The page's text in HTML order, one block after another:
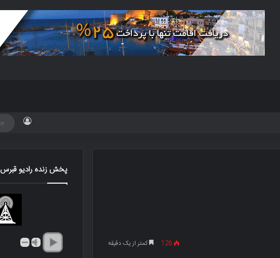
126 کمتر از یک دقیقه
پخش زنده رادیو قبرس